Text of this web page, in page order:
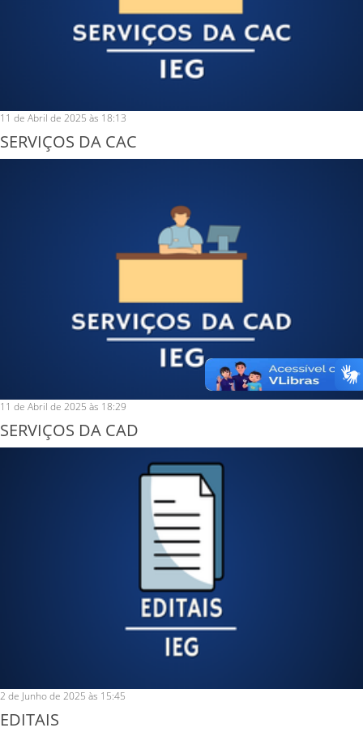
11 de Abril de 2025 às 18:13
SERVIÇOS DA CAC
11 de Abril de 2025 às 18:29
SERVIÇOS DA CAD
2 de Junho de 2025 às 15:45
EDITAIS